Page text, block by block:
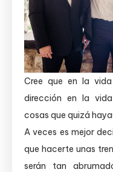
Cree que en la
dirección en la
cosas que quizá
A veces es mejor
que hacerte unas
serán tan